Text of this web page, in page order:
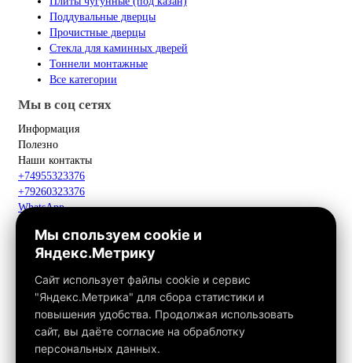
Поддувальные дверцы
Прочистные дверцы
Стекла для каминных дверей
Тоннели монтажные
Все категории
Мы в соц сетях
Информация
Полезно
Наши контакты
+74955323376
+79260323376
WhatsApp
Макс
info@fox-kamin.ru
Наш адрес
Московская область, г. Павловский Посад, дер. Фатеево, д. 3П,
офис 113
Работаем с 10:00 до 18:00
Связаться с нами
Мы спользуем cookie и
Яндекс.Метрику
Сайт использует файлы cookie и сервис
"Яндекс.Метрика" для сбора статистики и
повышения удобства. Продолжая использовать
сайт, вы даёте согласие на обраблотку
персональных данных.